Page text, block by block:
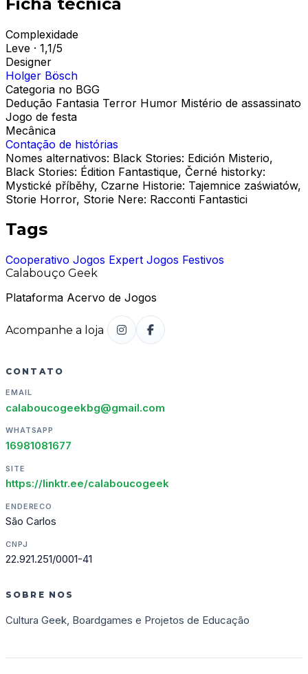
Complexidade
Leve · 1,1/5
Designer
Holger Bösch
Categoria no BGG
Dedução Fantasia Terror Humor Mistério de assassinato
Jogo de festa
Mecânica
Contação de histórias
Nomes alternativos: Black Stories: Edición Misterio,
Black Stories: Édition Fantastique, Černé historky:
Mystické příběhy, Czarne Historie: Tajemnice zaświatów,
Storie Horror, Storie Nere: Racconti Fantastici
Tags
Cooperativo Jogos Expert Jogos Festivos
Calabouço Geek
Plataforma Acervo de Jogos
Acompanhe a loja
CONTATO
EMAIL
calaboucogeekbg@gmail.com
WHATSAPP
16981081677
SITE
https://linktr.ee/calaboucogeek
ENDERECO
São Carlos
CNPJ
22.921.251/0001-41
SOBRE NOS
Cultura Geek, Boardgames e Projetos de Educação